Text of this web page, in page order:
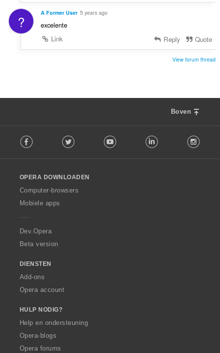
? A Former User 5 years ago
excelente
Link
Reply Quote
View forum thread
Boven
o
w
O
p
a
Facebook Twitter Youtube LinkedIn
OPERA DOWNLOADEN
Computer-browsers
Mobiele apps
Dev.Opera
Beta version
DIENSTEN
Add-ons
Opera account
HULP NODIG?
Help en ondersteuning
Opera-blogs
Opera forums